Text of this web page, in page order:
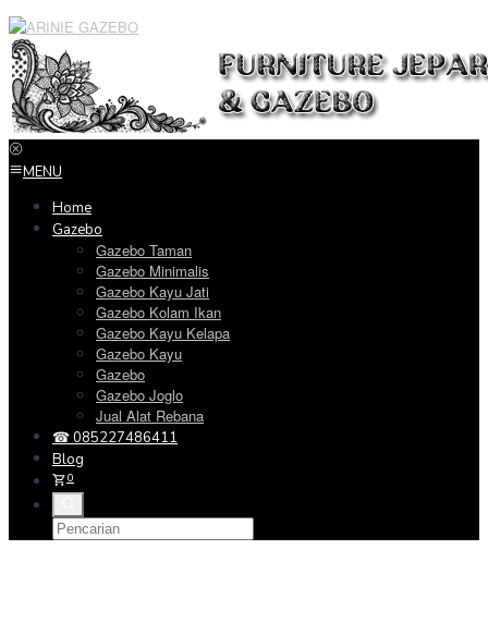
Loncat
ke
konten
MENU
Home
Gazebo
Gazebo Taman
Gazebo Minimalis
Gazebo Kayu Jati
Gazebo Kolam Ikan
Gazebo Kayu Kelapa
Gazebo Kayu
Gazebo
Gazebo Joglo
Jual Alat Rebana
☎ 085227486411
Blog
0